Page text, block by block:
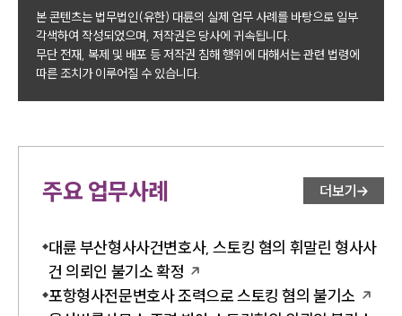
본 콘텐츠는 법무법인(유한) 대륜의 실제 업무 사례를 바탕으로 일부
각색하여 작성되었으며, 저작권은 당사에 귀속됩니다.
무단 전재, 복제 및 배포 등 저작권 침해 행위에 대해서는 관련 법령에
따른 조치가 이루어질 수 있습니다.
주요 업무사례 더보기
대륜 부산형사사건변호사, 스토킹 혐의 휘말린 형사사
건 의뢰인 불기소 확정
포항형사전문변호사 조력으로 스토킹 혐의 불기소